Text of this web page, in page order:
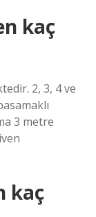
kaç
2, 3, 4 ve
3 metre
kaç